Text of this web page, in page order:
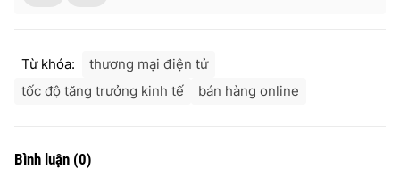
Từ khóa:
thương mại điện tử
tốc độ tăng trưởng kinh tế
bán hàng online
Bình luận (0)